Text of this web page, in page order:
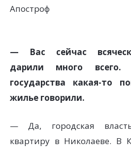
Апостроф
— Вас сейчас
дарили много
государства какая-то
жилье говорили.
— Да, городская
квартиру в Николаеве. В